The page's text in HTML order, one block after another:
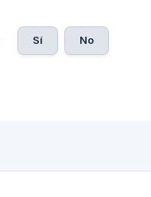
Sí No